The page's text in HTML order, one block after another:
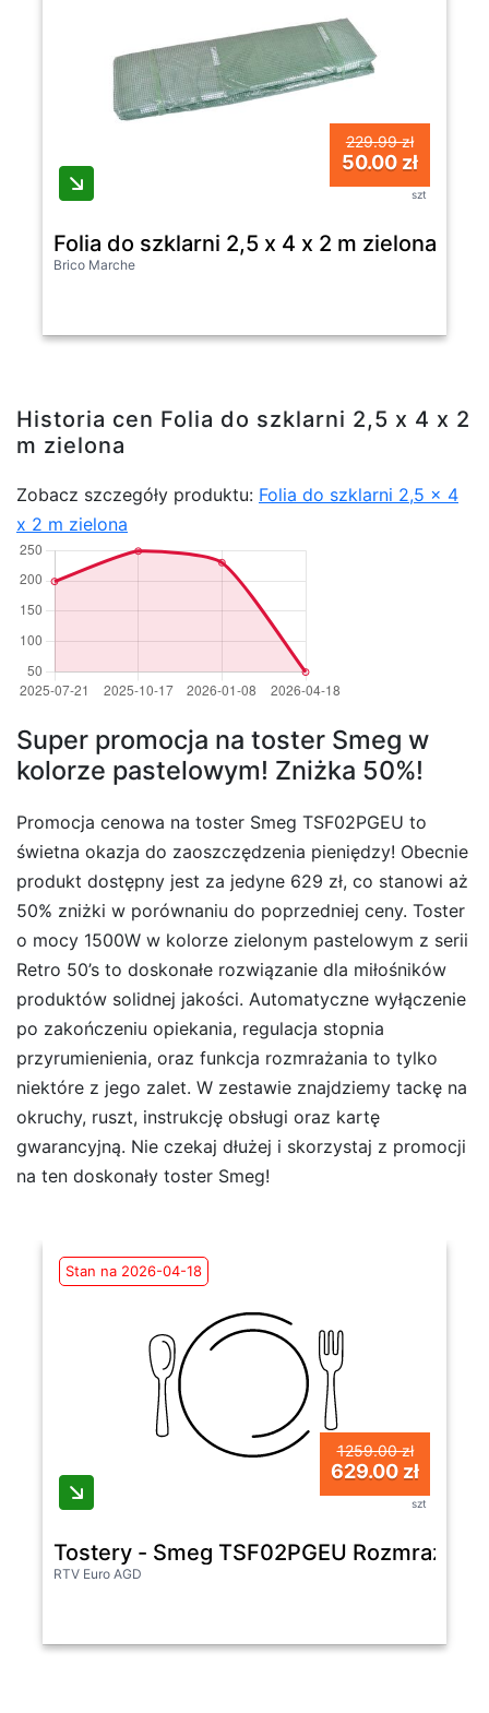
229.99 zł
50.00 zł
szt
Folia do szklarni 2,5 x 4 x 2 m zielona
Brico Marche
Historia cen Folia do szklarni 2,5 x 4 x 2
m zielona
Zobacz szczegóły produktu: Folia do szklarni 2,5 x 4
x 2 m zielona
Super promocja na toster Smeg w
kolorze pastelowym! Zniżka 50%!
Promocja cenowa na toster Smeg TSF02PGEU to
świetna okazja do zaoszczędzenia pieniędzy! Obecnie
produkt dostępny jest za jedyne 629 zł, co stanowi aż
50% zniżki w porównaniu do poprzedniej ceny. Toster
o mocy 1500W w kolorze zielonym pastelowym z serii
Retro 50’s to doskonałe rozwiązanie dla miłośników
produktów solidnej jakości. Automatyczne wyłączenie
po zakończeniu opiekania, regulacja stopnia
przyrumienienia, oraz funkcja rozmrażania to tylko
niektóre z jego zalet. W zestawie znajdziemy tackę na
okruchy, ruszt, instrukcję obsługi oraz kartę
gwarancyjną. Nie czekaj dłużej i skorzystaj z promocji
na ten doskonały toster Smeg!
Stan na 2026-04-18
1259.00 zł
629.00 zł
szt
Tostery - Smeg TSF02PGEU
RTV Euro AGD